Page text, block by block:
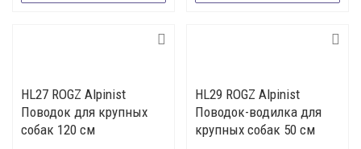
HL27 ROGZ Alpinist
Поводок для крупных
собак 120 см
HL29 ROGZ Alpinist
Поводок-водилка для
крупных собак 50 см